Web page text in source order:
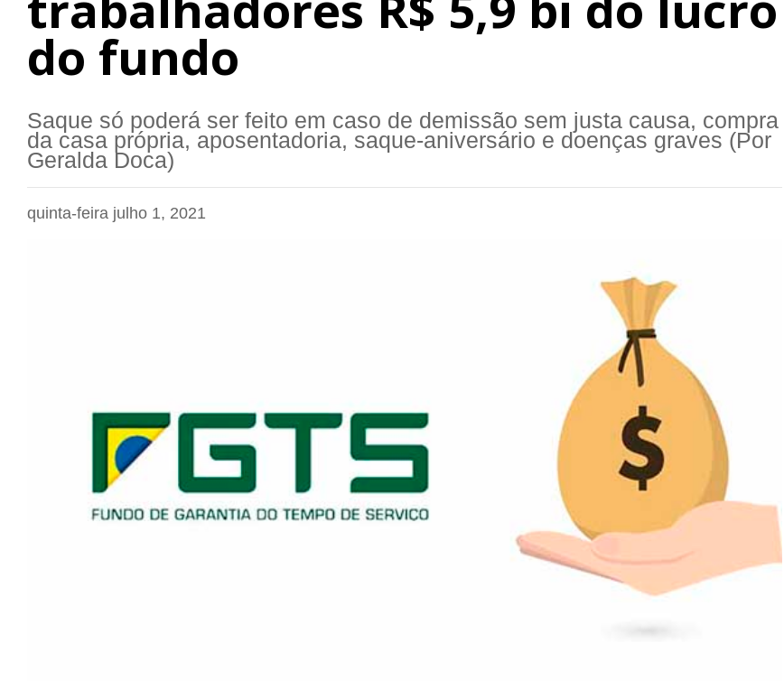
do fundo
Saque só poderá ser feito em caso de demissão sem justa causa, compra
da casa própria, aposentadoria, saque-aniversário e doenças graves (Por
Geralda Doca)
quinta-feira julho 1, 2021